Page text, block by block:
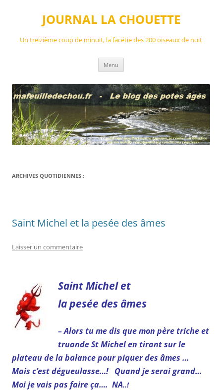
JOURNAL LA CHOUETTE
Un treizième coup de minuit, la facétie des 200 oiseaux de nuit
Menu
ARCHIVES QUOTIDIENNES :
Saint Michel et la pesée des âmes
Laisser un commentaire
Saint Michel et
la pesée des âmes
– Alors tu me dis que mon père triche et
truande St Michel en tirant sur le
plateau de la balance pour piquer des âmes …
Mais c’est dégueulasse…! Quand je serai grand…
Moi je vais pas faire ça…. NA..!